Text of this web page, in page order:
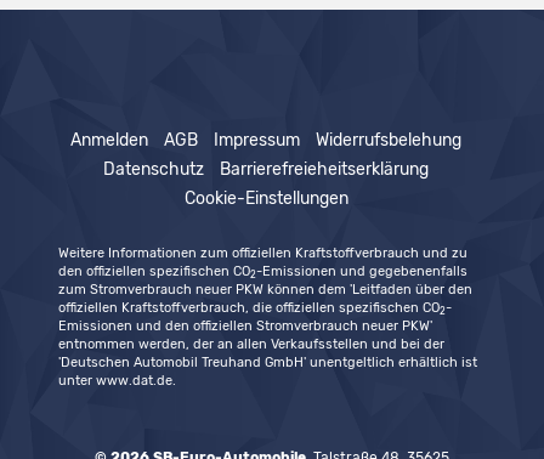
Anmelden AGB Impressum
Widerrufsbelehung
Datenschutz
Barrierefreieheitserklärung
Cookie-Einstellungen
Weitere Informationen zum offiziellen Kraftstoffverbrauch und zu
den offiziellen spezifischen CO2-Emissionen und gegebenenfalls
zum Stromverbrauch neuer PKW können dem 'Leitfaden über den
offiziellen Kraftstoffverbrauch, die offiziellen spezifischen CO2-
Emissionen und den offiziellen Stromverbrauch neuer PKW'
entnommen werden, der an allen Verkaufsstellen und bei der
'Deutschen Automobil Treuhand GmbH' unentgeltlich erhältlich ist
unter www.dat.de.